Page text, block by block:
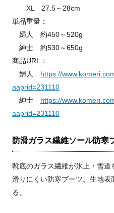
XL 27.5～28cm
単品重量：
婦人 約450～520g
紳士 約530～650g
商品URL：
婦人 https://
aaprid=231110
紳士 https://
aaprid=231110
防滑ガラス繊維ソール防寒
靴底のガラス繊維が氷上・雪道
滑りにくい防寒ブーツ。生地
る。